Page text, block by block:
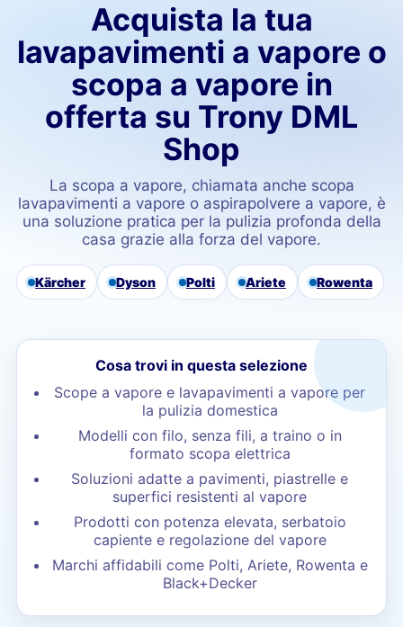
Acquista la tua
lavapavimenti a vapore o
scopa a vapore in
offerta su Trony DML
Shop
La scopa a vapore, chiamata anche scopa
lavapavimenti a vapore o aspirapolvere a vapore, è
una soluzione pratica per la pulizia profonda della
casa grazie alla forza del vapore.
Kärcher Dyson Polti Ariete Rowenta
Cosa trovi in questa selezione
Scope a vapore e lavapavimenti a vapore per
la pulizia domestica
Modelli con filo, senza fili, a traino o in
formato scopa elettrica
Soluzioni adatte a pavimenti, piastrelle e
superfici resistenti al vapore
Prodotti con potenza elevata, serbatoio
capiente e regolazione del vapore
Marchi affidabili come Polti, Ariete, Rowenta e
Black+Decker